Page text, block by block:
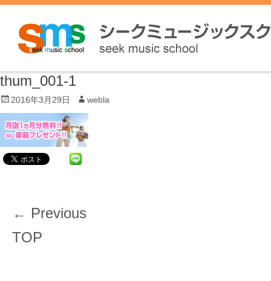
thum_001-1
P
o
e
2016年3月29日
A
u
t
h
o
webla
投
稿
← Previous
Previous
TOP